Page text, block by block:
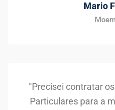
Mario
"Precisei contratar
Particulares para a